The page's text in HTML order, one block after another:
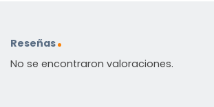
Reseñas
No se encontraron valoraciones.